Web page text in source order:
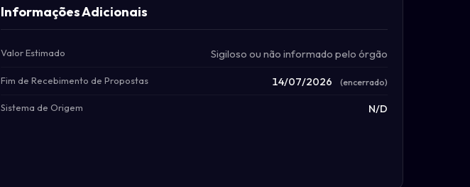
Informações Adicionais
Valor Estimado Sigiloso ou não informado pelo órgão
Fim de Recebimento de Propostas 14/07/2026 (encerrado)
Sistema de Origem N/D